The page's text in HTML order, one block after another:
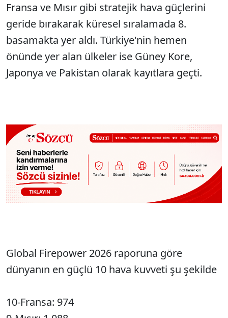
Fransa ve Mısır gibi stratejik hava güçlerini
geride bırakarak küresel sıralamada 8.
basamakta yer aldı. Türkiye'nin hemen
önünde yer alan ülkeler ise Güney Kore,
Japonya ve Pakistan olarak kayıtlara geçti.
Global Firepower 2026 raporuna göre
dünyanın en güçlü 10 hava kuvveti şu şekilde
10-Fransa: 974